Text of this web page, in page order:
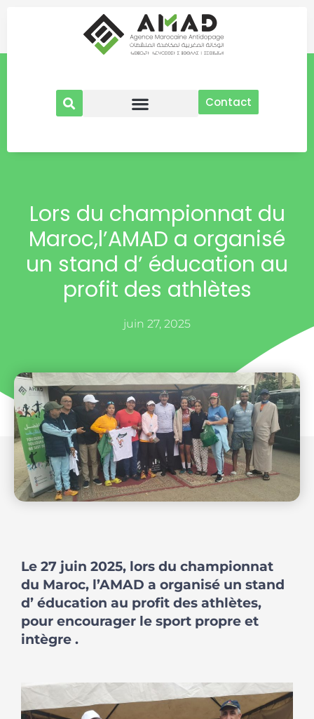
Contact
Lors du championnat du
Maroc,l’AMAD a organisé
un stand d’ éducation au
profit des athlètes
juin 27, 2025
Le 27 juin 2025, lors du championnat
du Maroc, l’AMAD a organisé un stand
d’ éducation au profit des athlètes,
pour encourager le sport propre et
intègre .